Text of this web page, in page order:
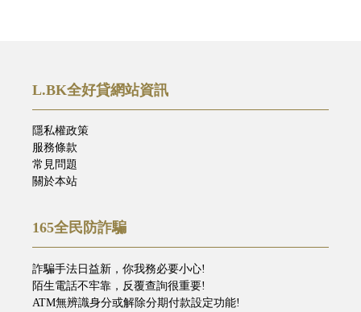
L.BK全好貸網站資訊
隱私權政策
服務條款
常見問題
關於本站
165全民防詐騙
詐騙手法日益新，你我務必要小心!
陌生電話不牢靠，反覆查詢很重要!
ATM無辨識身分或解除分期付款設定功能!